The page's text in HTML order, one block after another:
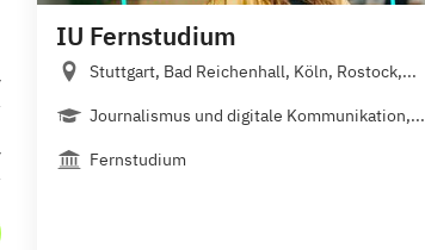
IU Fernstudium
Stuttgart, Bad Reichenhall, Köln, Rostock,...
Journalismus und digitale Kommunikation,...
Fernstudium